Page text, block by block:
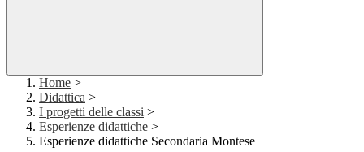
Home >
Didattica >
I progetti delle classi >
Esperienze didattiche >
Esperienze didattiche Secondaria Montese